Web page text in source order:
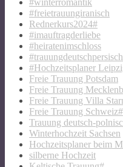
#freietrauungiranisch
Rednerkurs2024#
#imauftragderliebe
#heiratenimschloss
#trauungdeutschpersisch
#Hochzeitsplaner
Freie Trauung Potsdam
Freie Trauung
Freie Trauung Villa
Freie Trauung Schweiz#
Trauung deutsch-
Winterhochzeit Sachsen
Hochzeitsplaner beim
silberne Hochzeit